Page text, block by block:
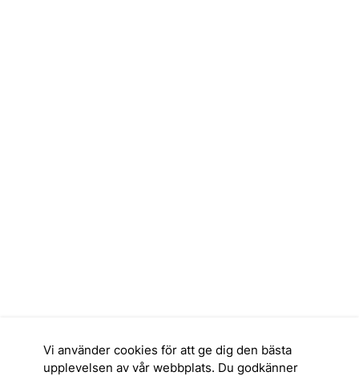
Vi använder cookies för att ge dig den bästa
upplevelsen av vår webbplats. Du godkänner